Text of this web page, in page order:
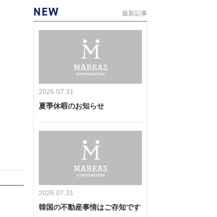
NEW 最新記事
2026.07.31
夏季休暇のお知らせ
2026.07.31
韓国の不動産事情はご存知です